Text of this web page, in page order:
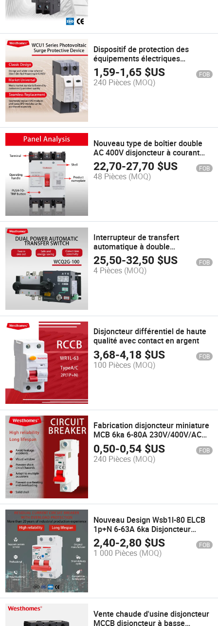
Dispositif de protection des
équipements électriques
parafoudre
1,59-1,65 $US FOB
240 Pièces (MOQ)
Nouveau type de boîtier double
AC 400V disjoncteur à courant
alternatif moulé
22,70-27,70 $US FOB
48 Pièces (MOQ)
Interrupteur de transfert
automatique à double
alimentation de type isolé de type
électrique d'usine
25,50-32,50 $US FOB
4 Pièces (MOQ)
Disjoncteur différentiel de haute
qualité avec contact en argent
3,68-4,18 $US FOB
100 Pièces (MOQ)
Fabrication disjoncteur miniature
MCB 6ka 6-80A 230V/400V/AC
6ka Wsb1-80
0,50-0,54 $US FOB
240 Pièces (MOQ)
Nouveau Design Wsb1l-80 ELCB
1p+N 6-63A 6ka Disjoncteur
Miniature
2,40-2,80 $US FOB
1 000 Pièces (MOQ)
Vente chaude d'usine disjoncteur
MCCB disjoncteur à basse